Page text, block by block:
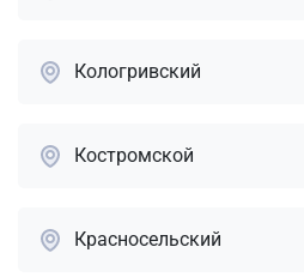
Кологривский
Костромской
Красносельский